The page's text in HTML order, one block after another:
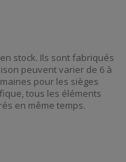
stock. Ils sont fabriqués
peuvent varier de 6 à
pour les sièges
tous les éléments
en même temps.